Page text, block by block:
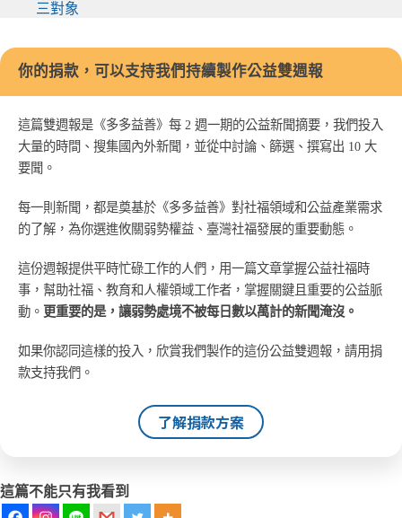
三對象
你的捐款，可以支持我們持續製作公益雙週報
這篇雙週報是《多多益善》每 2 週一期的公益新聞摘要，我們投入
大量的時間、搜集國內外新聞，並從中討論、篩選、撰寫出 10 大
要聞。
每一則新聞，都是奠基於《多多益善》對社福領域和公益產業需求
的了解，為你選進攸關弱勢權益、臺灣社福發展的重要動態。
這份週報提供平時忙碌工作的人們，用一篇文章掌握公益社福時
事，幫助社福、教育和人權領域工作者，掌握關鍵且重要的公益脈
動。 更重要的是，讓弱勢處境不被每日數以萬計的新聞淹沒。
如果你認同這樣的投入，欣賞我們製作的這份公益雙週報，請用捐
款支持我們。
了解捐款方案
這篇不能只有我看到